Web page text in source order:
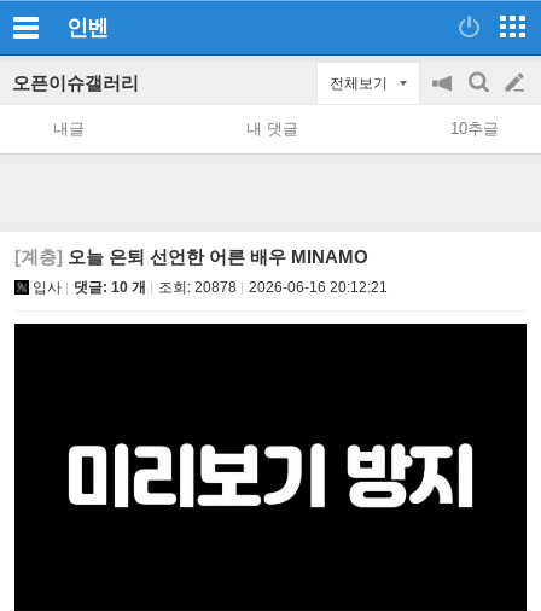
인벤
오픈이슈갤러리 전체보기
공
지
on/off
검
색
글
쓰
내글 내 댓글 10추글
[계층] 오늘 은퇴 선언한 어른 배우 MINAMO
입사 댓글: 10 개 조회: 20878 2026-06-16 20:12:21